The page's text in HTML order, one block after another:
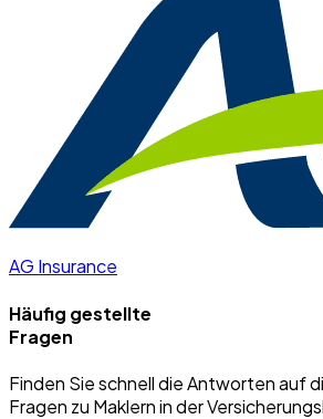
AG Insurance
Häufig gestellte
Fragen
Finden Sie schnell die Antworten auf
Fragen zu Maklern in der